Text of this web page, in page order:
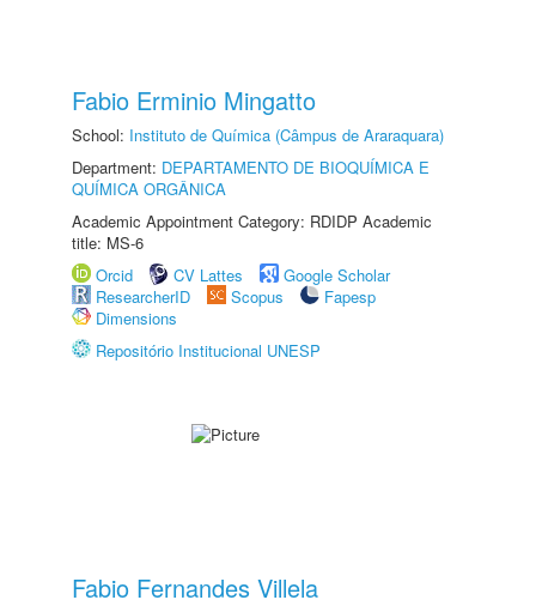
Fabio Erminio Mingatto
School: Instituto de Química (Câmpus de Araraquara)
Department: DEPARTAMENTO DE BIOQUÍMICA E
QUÍMICA ORGÂNICA
Academic Appointment Category: RDIDP Academic
title: MS-6
Orcid
CV Lattes
Google Scholar
ResearcherID
Scopus
Fapesp
Dimensions
Repositório Institucional UNESP
Fabio Fernandes Villela